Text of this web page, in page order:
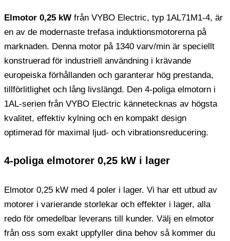
Elmotor 0,25 kW från VYBO Electric, typ 1AL71M1-4, är
en av de modernaste trefasa induktionsmotorerna på
marknaden. Denna motor på 1340 varv/min är speciellt
konstruerad för industriell användning i krävande
europeiska förhållanden och garanterar hög prestanda,
tillförlitlighet och lång livslängd. Den 4-poliga elmotorn i
1AL-serien från VYBO Electric kännetecknas av högsta
kvalitet, effektiv kylning och en kompakt design
optimerad för maximal ljud- och vibrationsreducering.
4-poliga elmotorer 0,25 kW i lager
Elmotor 0,25 kW med 4 poler i lager. Vi har ett utbud av
motorer i varierande storlekar och effekter i lager, alla
redo för omedelbar leverans till kunder. Välj en elmotor
från oss som exakt uppfyller dina behov så kommer du